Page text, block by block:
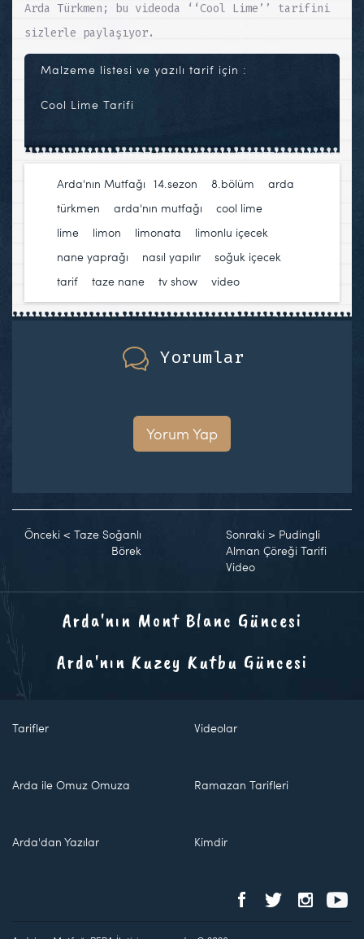
Arda Türkmen; bu videoda ‘‘Cool Lime’’ tarifini
sizlerle paylaşıyor.
Malzeme listesi ve yazılı tarif için :
Cool Lime Tarifi
Arda'nın Mutfağı 14.sezon 8.bölüm
arda
türkmen
arda'nın mutfağı cool lime
lime
limon limonata limonlu içecek
nane yaprağı
nasıl yapılır soğuk içecek
tarif
taze nane tv show video
Yorumlar
Yorum Yap
Önceki < Taze Soğanlı
Börek
Sonraki > Pudingli
Alman Çöreği Tarifi
Video
Arda'nın Mont Blanc Güncesi
Arda'nın Kuzey Kutbu Güncesi
Tarifler Videolar
Arda ile Omuz Omuza Ramazan Tarifleri
Arda'dan Yazılar Kimdir